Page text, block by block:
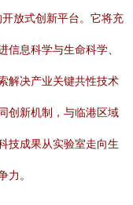
放式创新平台。它将充
信息科学与生命科学、
解决产业关键共性技术
创新机制，与临港区域
技成果从实验室走向生
力。